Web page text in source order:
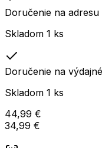
Doručenie na
Skladom 1 ks
Doručenie na
Skladom 1 ks
44,99 €
34,99 €